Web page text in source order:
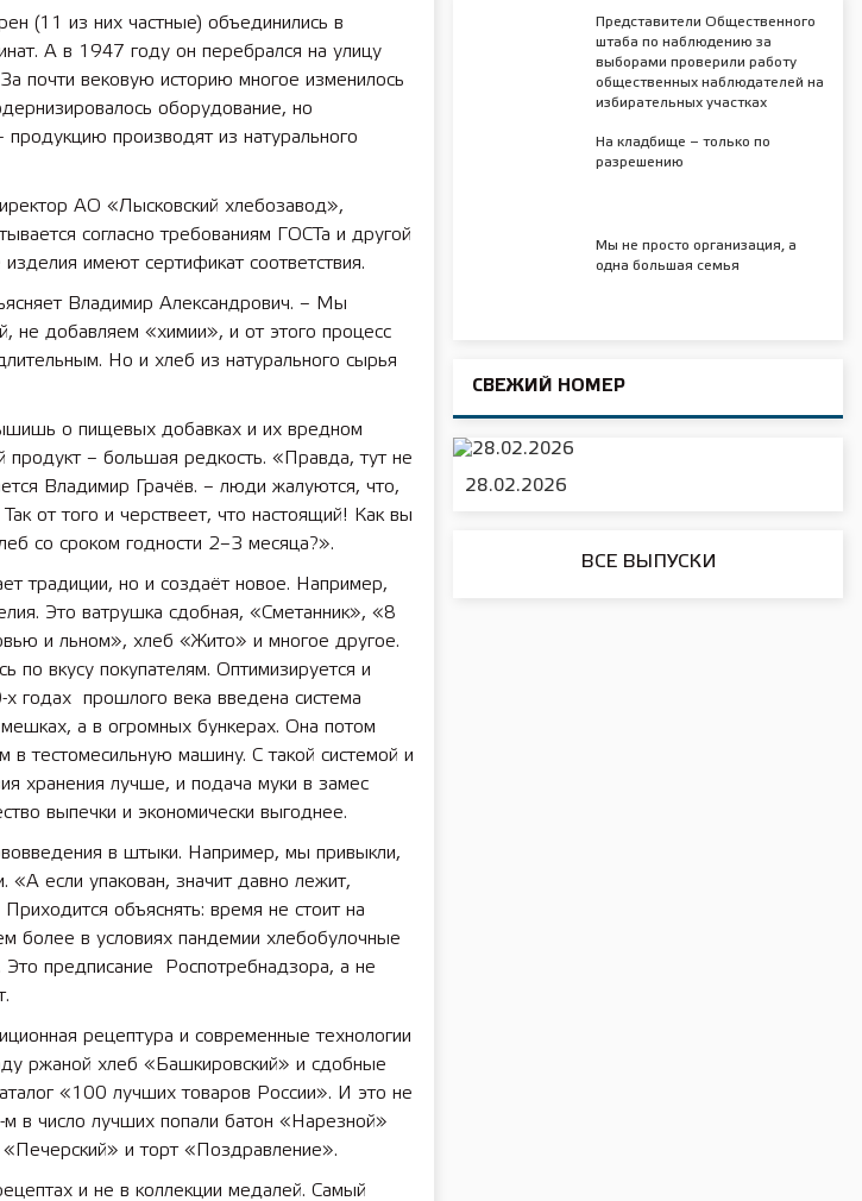
(11 из них частные) объ­единились в
А в 1947 году он перебрался на улицу
почти вековую историю многое изменилось
оборудование, но
продукцию производят из натурального
АО «Лысковский хлебозавод»,
согласно требованиям ГОСТа и другой
имеют сертификат соответствия.
Владимир Александрович. – Мы
не добавляем «химии», и от этого процесс
Но и хлеб из натурального сырья
о пищевых добавках и их вредном
продукт – большая редкость. «Правда, тут не
Владимир Грачёв. – люди жалуются, что,
от того и черствеет, что настоящий! Как вы
со сроком годности 2–3 месяца?».
традиции, но и создаёт новое. Например,
Это ватрушка сдобная, «Сметанник», «8
и льном», хлеб «Жито» и многое другое.
по вкусу покупателям. Оптимизируется и
годах прошлого века введена система
а в огромных бункерах. Она потом
в тестомесильную машину. С такой системой и
хранения лучше, и подача муки в замес
выпечки и экономически выгоднее.
в штыки. Например, мы привыкли,
«А если упакован, значит давно лежит,
объяснять: время не стоит на
более в условиях пандемии хлебобулочные
предписание Роспотребнадзора, а не
рецептура и современные технологии
ржаной хлеб «Башкировский» и сдобные
«100 лучших товаров России». И это не
в число лучших попали батон «Нарезной»
«Печерский» и торт «Поздравление».
и не в коллекции медалей. Самый
Представители Общественного
штаба по наблюдению за
выборами проверили работу
общественных наблюдателей на
избирательных участках
На кладбище – только по
разрешению
Мы не просто организация, а
одна большая семья
СВЕЖИЙ НОМЕР
28.02.2026
ВСЕ ВЫПУСКИ